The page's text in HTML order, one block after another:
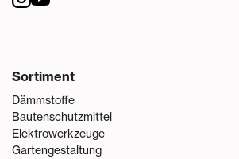
Sortiment
Dämmstoffe
Bautenschutzmittel
Elektrowerkzeuge
Gartengestaltung